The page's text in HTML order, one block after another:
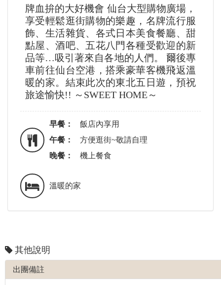
牌血拚的大好機會 仙台大型購物廣場，
享受輕鬆逛街購物的樂趣，名牌流行服
飾、生活雜貨、各式日本美食餐廳、甜
點屋、酒吧、五花八門各種受歡迎的新
品等…吸引著來自各地的人們。 爾後專
車前往仙台空港，搭乘豪華客機飛返溫
暖的家。結束此次的東北五日遊，預祝
旅途愉快!! ～SWEET HOME～
早餐：
飯店內享用
午餐：
方便逛街~敬請自理
晚餐：
機上餐食
溫暖的家
其他說明
出團備註